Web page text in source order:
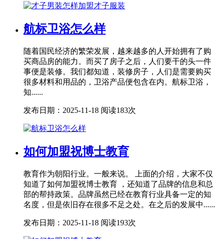
航标卫浴怎么样
随着国民经济的繁荣发展，越来越多的人开始拥有了购
买商品房的能力。而买了房子之后，人们要干的头一件
事便是装修。我们都知道，装修房子，人们是需要购买
很多材料和用品的，卫浴产品便包含在内。航标卫浴，
知......
发布日期：2025-11-18 阅读183次
如何加盟祝博士教育
教育作为朝阳行业。一般来说。 上面的介绍，大家不仅
知道了如何加盟祝博士教育 ，还知道了品牌的信息和总
部的帮持政策。品牌虽然已经在教育行业具备一定的知
名度，但是依旧存在很多不足之处。在之后的发展中......
发布日期：2025-11-18 阅读193次